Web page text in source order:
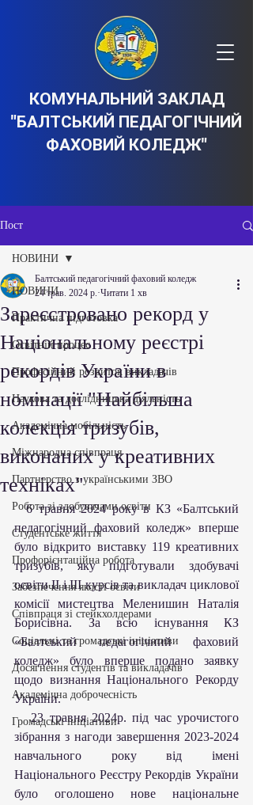
КОМУНАЛЬНИЙ ЗАКЛАД
"БАЛТСЬКИЙ ПЕДАГОГІЧНИЙ
ФАХОВИЙ КОЛЕДЖ"
Пост
НОВИНИ
Практична підготовка
Освітній процес
Професійний розвиток викладачів
Наукова та дослідницька діяльність
Академічна мобільність
Міжнародна співпраця
Партнерство з українськими ЗВО
Робота зі здобувачами освіти
Студентське життя
Профорієнтаційна робота
Забезпечення якості освіти
Співпраця зі стейкхолдерами
Соціальні та громадські ініціативи
Досягнення студентів та викладачів
Академічна доброчесність
Громадські ініціативи
НОВИНИ
Зареєстровано рекорд у
Національному реєстрі
рекордів України в
номінації "Найбільша
колекція тризубів,
виконаних у креативних
техніках"
Балтський педагогічний фаховий коледж
24 трав. 2024 р. Читати 1 хв
  6 травня 2024 року в КЗ «Балтський
педагогічний фаховий коледж» вперше
було відкрито виставку 119 креативних
тризубів, яку підготували здобувачі
освіти ІІ і ІІІ курсів та викладач циклової
комісії мистецтва Меленишин Наталія
Борисівна. За всю існування КЗ
«Балтський педагогічний фаховий
коледж» було вперше подано заявку
щодо визнання Національного Рекорду
України.
   23 травня 2024р. під час урочистого
зібрання з нагоди завершення 2023-2024
навчального року від імені
Національного Реєстру Рекордів України
було оголошено нове національне